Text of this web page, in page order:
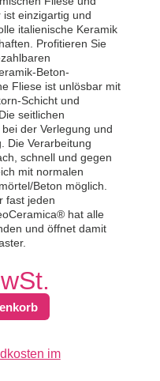
einzigartig und
italienische Keramik
Profitieren Sie
Beton-
Fliese ist unlösbar mit
Schicht und
seitlichen
der Verlegung und
Die Verarbeitung
schnell und gegen
mit normalen
Beton möglich.
fast jeden
hat alle
und öffnet damit
im